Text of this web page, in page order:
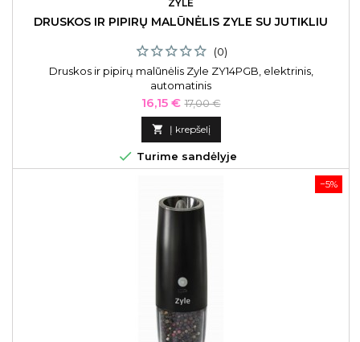
ZYLE
DRUSKOS IR PIPIRŲ MALŪNĖLIS ZYLE SU JUTIKLIU
(0)
Druskos ir pipirų malūnėlis Zyle ZY14PGB, elektrinis,
automatinis
Kaina
16,15 € Bazinė
kaina
17,00 €
 Į krepšelį
 Turime sandėlyje
−5%